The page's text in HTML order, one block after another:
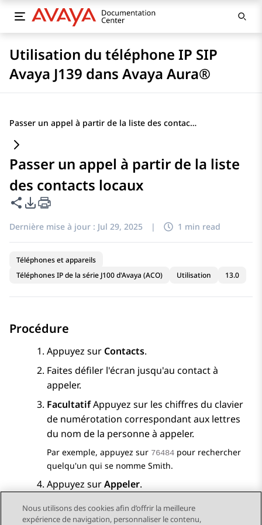
Utilisation du téléphone IP SIP
Avaya J139 dans Avaya Aura®
Passer un appel à partir de la liste des contacts locaux
Passer un appel à partir de la liste
des contacts locaux
Partager cette page
Options d'exportation PDF
Dernière mise à jour : Jul 29, 2025 | 1 min read
Téléphones et appareils
Téléphones IP de la série J100 d'Avaya (ACO)
Utilisation 13.0
Procédure
Appuyez sur Contacts.
Faites défiler l'écran jusqu'au contact à
appeler.
FacultatifAppuyez sur les chiffres du clavier
de numérotation correspondant aux lettres
du nom de la personne à appeler.
Par exemple, appuyez sur 76484 pour rechercher
quelqu'un qui se nomme Smith.
Appuyez surAppeler.
Nous utilisons des cookies afin d’offrir la meilleure
expérience de navigation, personnaliser le contenu,